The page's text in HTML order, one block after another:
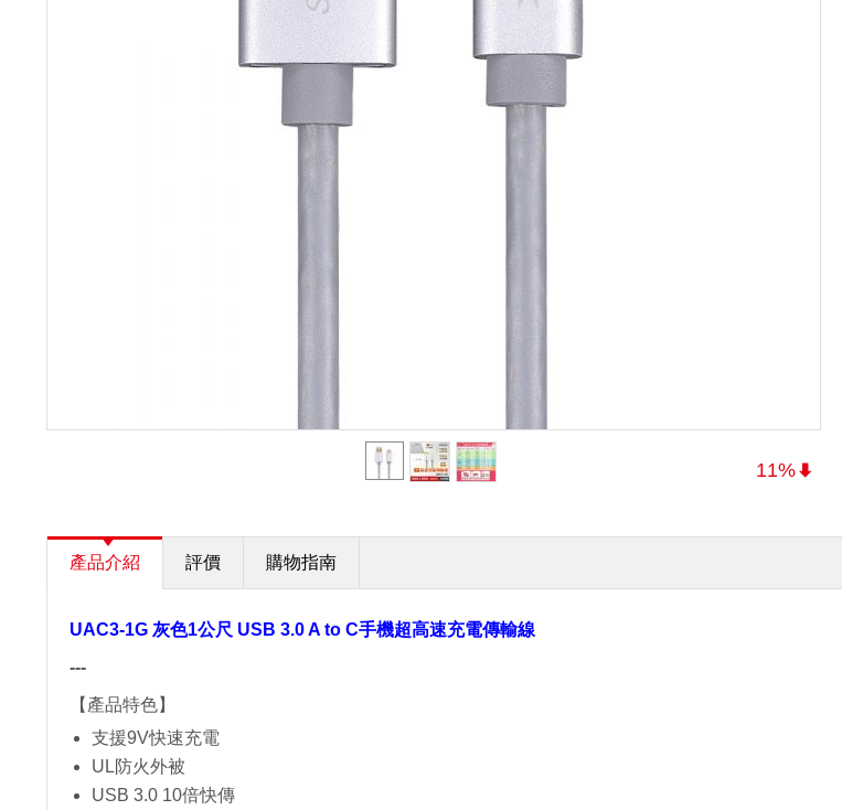
11%
產品介紹 評價 購物指南
UAC3-1G 灰色1公尺 USB 3.0 A to C手機超高速充電傳輸線
---
【產品特色】
支援9V快速充電
UL防火外被
USB 3.0 10倍快傳